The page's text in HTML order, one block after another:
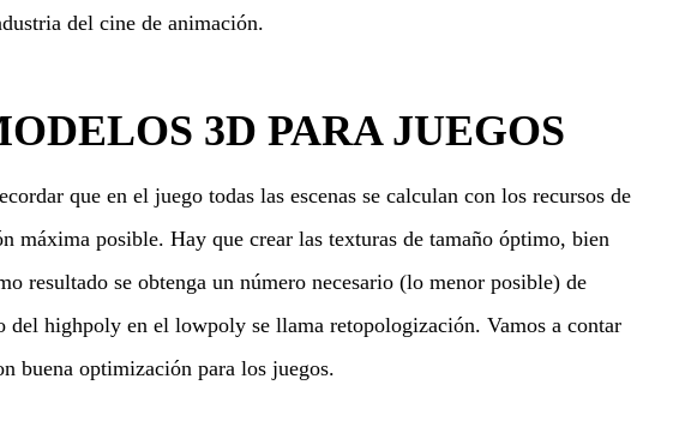
del cine de animación.
3D PARA JUEGOS
que en el juego todas las escenas se calculan con los recursos de
máxima posible. Hay que crear las texturas de tamaño óptimo, bien
resultado se obtenga un número necesario (lo menor posible) de
highpoly en el lowpoly se llama retopologización. Vamos a contar
buena optimización para los juegos.